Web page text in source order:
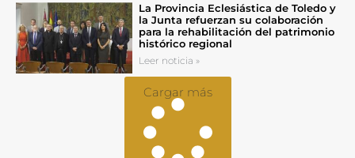
La Provincia Eclesiástica de Toledo y
la Junta refuerzan su colaboración
para la rehabilitación del patrimonio
histórico regional
Leer noticia »
Cargar más